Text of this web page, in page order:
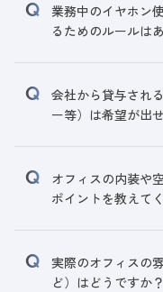
業務中のイヤホン
るためのルールは
会社から貸与され
ー等）は希望が出
オフィスの内装や
ポイントを教えて
実際のオフィスの
ど）はどうですか？